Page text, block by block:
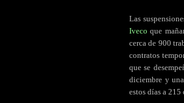
Las
Iveco que
cerca de 900
contratos
que se
diciembre y
estos días a 215